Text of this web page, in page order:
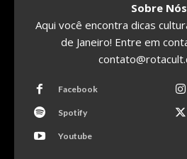
Sobre Nós
Aqui você encontra dicas
de Janeiro! Entre em
Facebook
Spotify
Youtube